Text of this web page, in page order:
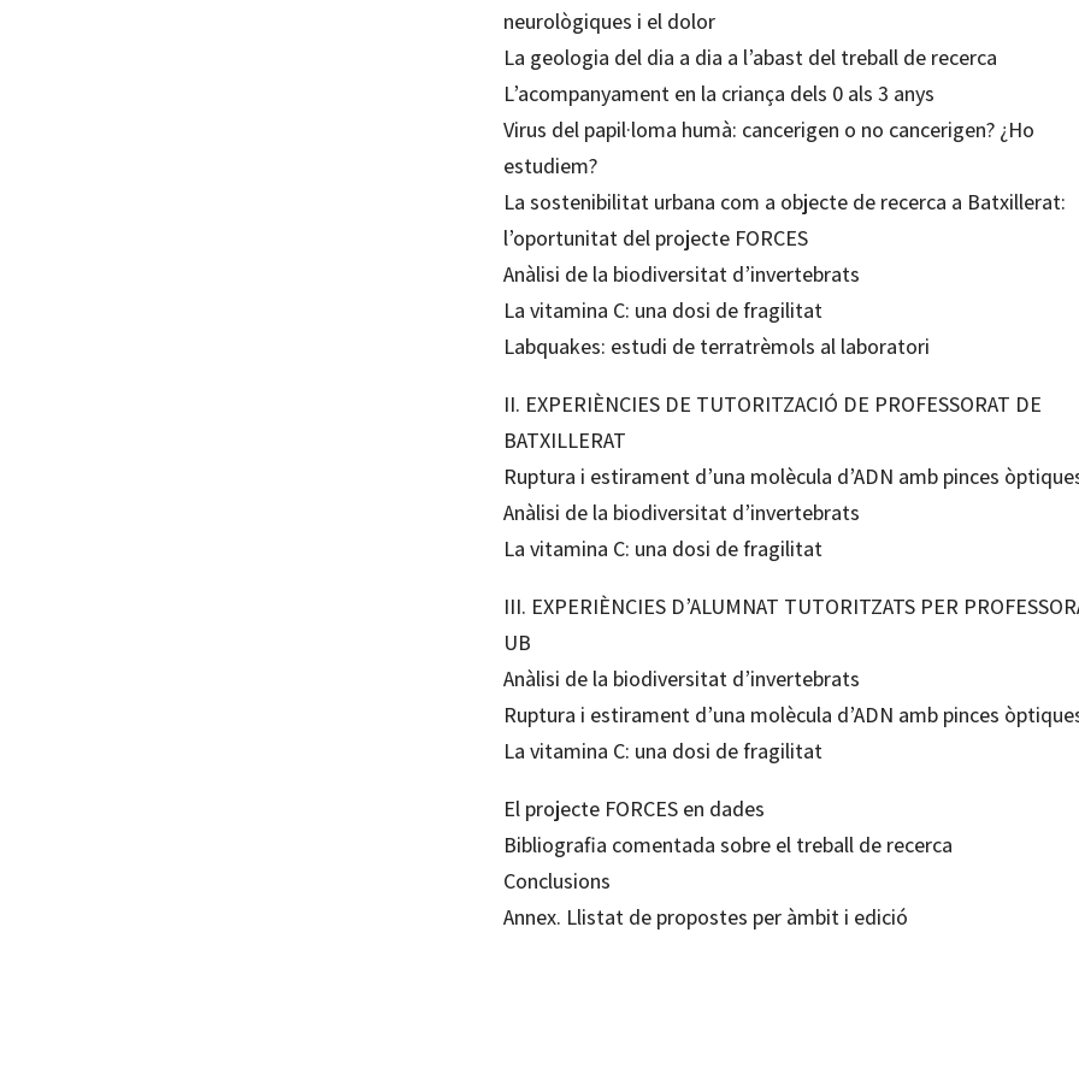
neurològiques i el dolor
La geologia del dia a dia a l’abast del treball de recerca
L’acompanyament en la criança dels 0 als 3 anys
Virus del papil·loma humà: cancerigen o no cancerigen? ¿Ho
estudiem?
La sostenibilitat urbana com a objecte de recerca a Batxillerat:
l’oportunitat del projecte FORCES
Anàlisi de la biodiversitat d’invertebrats
La vitamina C: una dosi de fragilitat
Labquakes: estudi de terratrèmols al laboratori
II. EXPERIÈNCIES DE TUTORITZACIÓ DE PROFESSORAT DE
BATXILLERAT
Ruptura i estirament d’una molècula d’ADN amb pinces
Anàlisi de la biodiversitat d’invertebrats
La vitamina C: una dosi de fragilitat
III. EXPERIÈNCIES D’ALUMNAT TUTORITZATS PER
UB
Anàlisi de la biodiversitat d’invertebrats
Ruptura i estirament d’una molècula d’ADN amb pinces
La vitamina C: una dosi de fragilitat
El projecte FORCES en dades
Bibliografia comentada sobre el treball de recerca
Conclusions
Annex. Llistat de propostes per àmbit i edició